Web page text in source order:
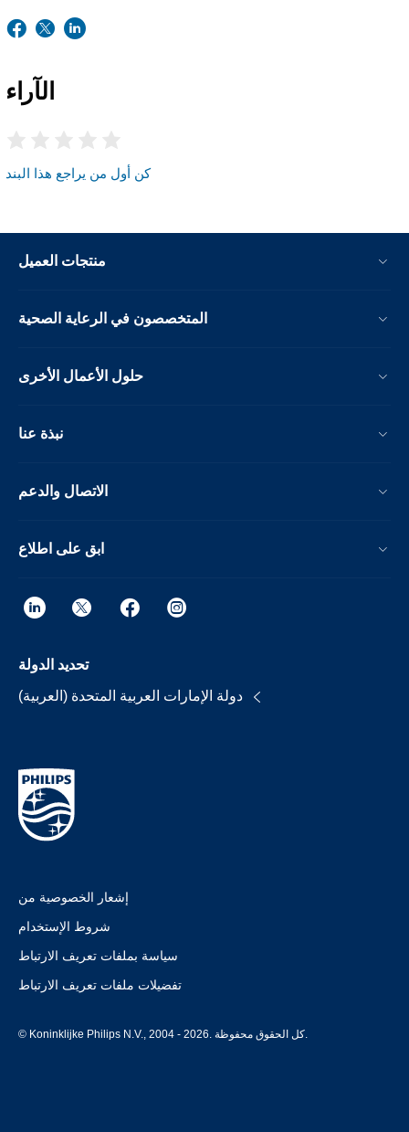
الآراء
كن أول من يراجع هذا البند
منتجات العميل
المتخصصون في الرعاية الصحية
حلول الأعمال الأخرى
نبذة عنا
الاتصال والدعم
ابق على اطلاع
تحديد الدولة
إشعار الخصوصية من
شروط الإستخدام
سياسة بملفات تعريف الارتباط
تفضيلات ملفات تعريف الارتباط